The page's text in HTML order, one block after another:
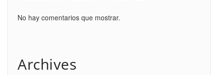
No hay comentarios que mostrar.
Archives